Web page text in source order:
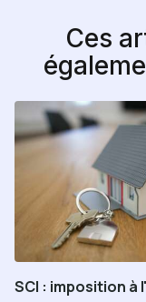
Ces
SCI : imposition à